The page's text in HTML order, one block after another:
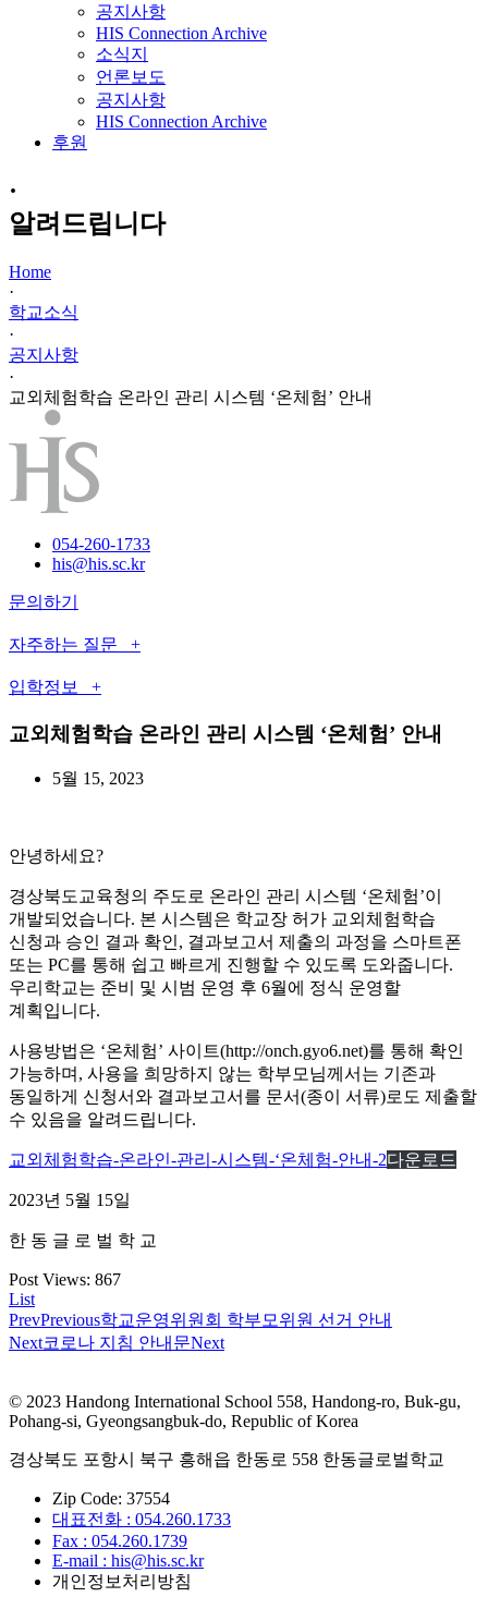
공지사항
HIS Connection Archive
소식지
언론보도
공지사항
HIS Connection Archive
후원
·
알려드립니다
Home
·
학교소식
·
공지사항
·
교외체험학습 온라인 관리 시스템 ‘온체험’ 안내
054-260-1733
his@his.sc.kr
문의하기
자주하는 질문 +
입학정보 +
교외체험학습 온라인 관리 시스템 ‘온체험’ 안내
5월 15, 2023
안녕하세요?
경상북도교육청의 주도로 온라인 관리 시스템 ‘온체험’이
개발되었습니다. 본 시스템은 학교장 허가 교외체험학습
신청과 승인 결과 확인, 결과보고서 제출의 과정을 스마트폰
또는 PC를 통해 쉽고 빠르게 진행할 수 있도록 도와줍니다.
우리학교는 준비 및 시범 운영 후 6월에 정식 운영할
계획입니다.
사용방법은 ‘온체험’ 사이트(http://onch.gyo6.net)를 통해 확인
가능하며, 사용을 희망하지 않는 학부모님께서는 기존과
동일하게 신청서와 결과보고서를 문서(종이 서류)로도 제출할
수 있음을 알려드립니다.
교외체험학습-온라인-관리-시스템-‘온체험-안내-2다운로드
2023년 5월 15일
한 동 글 로 벌 학 교
Post Views: 867
List
PrevPrevious학교운영위원회 학부모위원 선거 안내
Next코로나 지침 안내문Next
© 2023 Handong International School 558, Handong-ro, Buk-gu,
Pohang-si, Gyeongsangbuk-do, Republic of Korea
경상북도 포항시 북구 흥해읍 한동로 558 한동글로벌학교
Zip Code: 37554
대표전화 : 054.260.1733
Fax : 054.260.1739
E-mail : his@his.sc.kr
개인정보처리방침